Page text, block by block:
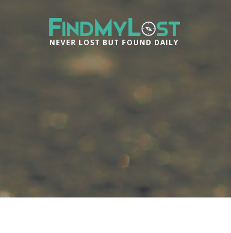
NEVER LOST BUT FOUND DAILY